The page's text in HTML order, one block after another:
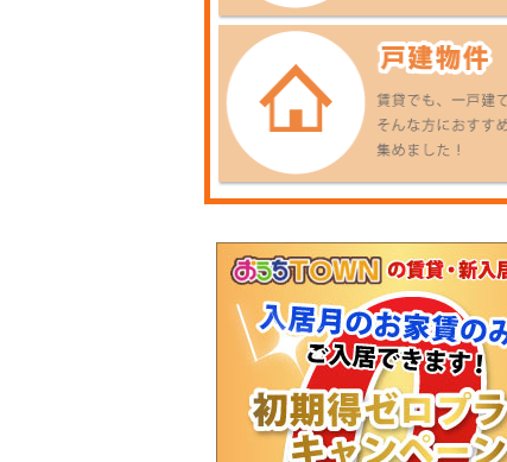
2023.07.21
SUUMERキャンペーン
2023.7.21～
2023.8.31まで
各店インスタをチェック★
2023.05.24
住まいる博開催のお知らせ
２０２３年６月３日(土)
６月４日(日)の２日
１０：００～１７：００
催しものや抽選会も行ってい
皆様のご来場お待ちしており
ます。
2023.05.04
臨時休業のお知らせ
2023年6月22日（木）は社員
研修のため、臨時休業させて
いただきます。